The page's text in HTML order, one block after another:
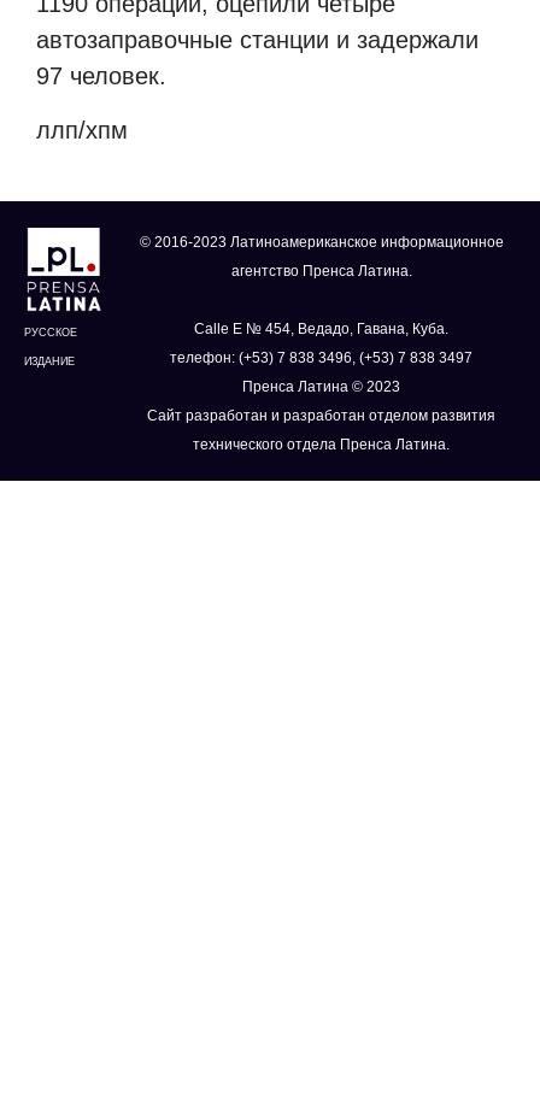
автозаправочные станции и задержали
97 человек.
ллп/хпм
РУССКОЕ
ИЗДАНИЕ
© 2016-2023 Латиноамериканское информационное
агентство Пренса Латина.
Calle E № 454, Ведадо, Гавана, Куба.
телефон: (+53) 7 838 3496, (+53) 7 838 3497
Пренса Латина © 2023
Сайт разработан и разработан отделом развития
технического отдела Пренса Латина.